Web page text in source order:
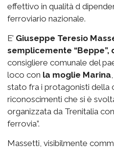
effettivo in qualità d
ferroviario nazionale.
E’ Giuseppe Teresio
semplicemente “Beppe”,
consigliere comunale del
loco con la moglie Marina
stato fra i protagonisti della
riconoscimenti che si è
organizzata da Trenitalia
ferrovia”.
Massetti, visibilmente